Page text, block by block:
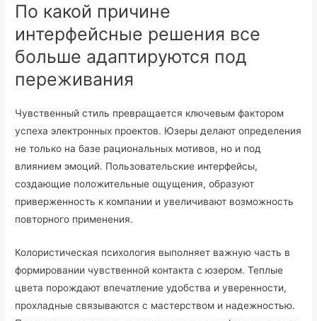
По какой причине
интерфейсные решения все
больше адаптируются под
переживания
Чувственный стиль превращается ключевым фактором
успеха электронных проектов. Юзеры делают определения
не только на базе рациональных мотивов, но и под
влиянием эмоций. Пользовательские интерфейсы,
создающие положительные ощущения, образуют
приверженность к компании и увеличивают возможность
повторного применения.
Колористическая психология выполняет важную часть в
формировании чувственной контакта с юзером. Теплые
цвета порождают впечатление удобства и уверенности,
прохладные связываются с мастерством и надежностью.